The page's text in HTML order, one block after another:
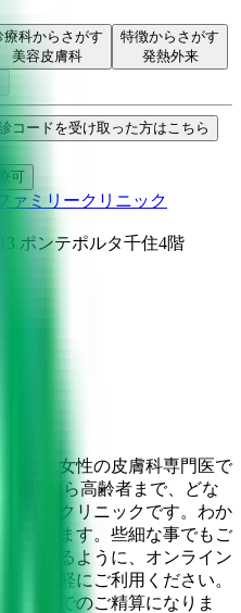
療科からさがす
美容皮膚科
特徴からさがす
発熱外来
コードを受け取った方はこちら
可
ァミリークリニック
ポンテポルタ千住4階
と、女性の皮膚科専門医で
小児から高齢者まで、どな
リークリニックです。わか
いります。些細な事でもご
だけるように、オンライン
お気軽にご利用ください。
ードでのご精算になりま